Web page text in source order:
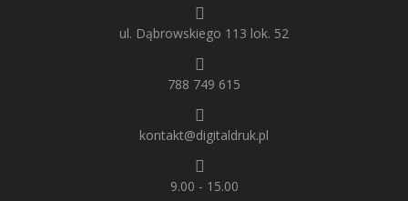
ul. Dąbrowskiego 113 lok. 52
788 749 615
kontakt@digitaldruk.pl
9.00 - 15.00